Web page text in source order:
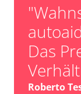
Das
Roberto